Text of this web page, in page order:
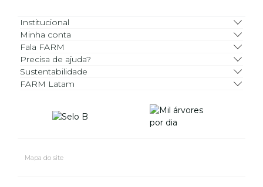
Institucional
Minha conta
Fala FARM
Precisa de ajuda?
Sustentabilidade
FARM Latam
Mapa do site